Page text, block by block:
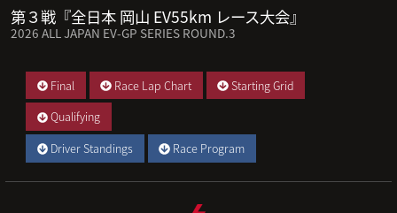
第３戦『全日本 岡山 EV55km レース大会』
2026 ALL JAPAN EV-GP SERIES ROUND.3
Final Race Lap Chart
Starting Grid
Qualifying
Driver Standings
Race Program